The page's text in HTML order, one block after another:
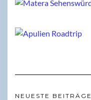
NEUESTE BEITRÄGE